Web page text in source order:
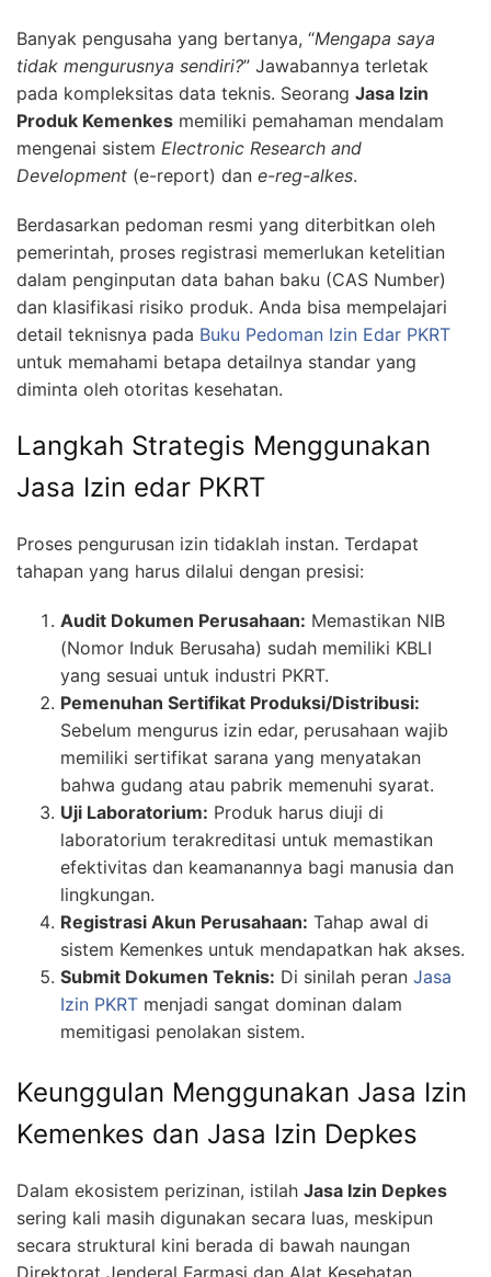
Banyak pengusaha yang bertanya, “Mengapa saya
tidak mengurusnya sendiri?” Jawabannya terletak
pada kompleksitas data teknis. Seorang Jasa Izin
Produk Kemenkes memiliki pemahaman mendalam
mengenai sistem Electronic Research and
Development (e-report) dan e-reg-alkes.
Berdasarkan pedoman resmi yang diterbitkan oleh
pemerintah, proses registrasi memerlukan ketelitian
dalam penginputan data bahan baku (CAS Number)
dan klasifikasi risiko produk. Anda bisa mempelajari
detail teknisnya pada Buku Pedoman Izin Edar PKRT
untuk memahami betapa detailnya standar yang
diminta oleh otoritas kesehatan.
Langkah Strategis Menggunakan
Jasa Izin edar PKRT
Proses pengurusan izin tidaklah instan. Terdapat
tahapan yang harus dilalui dengan presisi:
Audit Dokumen Perusahaan: Memastikan NIB
(Nomor Induk Berusaha) sudah memiliki KBLI
yang sesuai untuk industri PKRT.
Pemenuhan Sertifikat Produksi/Distribusi:
Sebelum mengurus izin edar, perusahaan wajib
memiliki sertifikat sarana yang menyatakan
bahwa gudang atau pabrik memenuhi syarat.
Uji Laboratorium: Produk harus diuji di
laboratorium terakreditasi untuk memastikan
efektivitas dan keamanannya bagi manusia dan
lingkungan.
Registrasi Akun Perusahaan: Tahap awal di
sistem Kemenkes untuk mendapatkan hak akses.
Submit Dokumen Teknis: Di sinilah peran Jasa
Izin PKRT menjadi sangat dominan dalam
memitigasi penolakan sistem.
Keunggulan Menggunakan Jasa Izin
Kemenkes dan Jasa Izin Depkes
Dalam ekosistem perizinan, istilah Jasa Izin Depkes
sering kali masih digunakan secara luas, meskipun
secara struktural kini berada di bawah naungan